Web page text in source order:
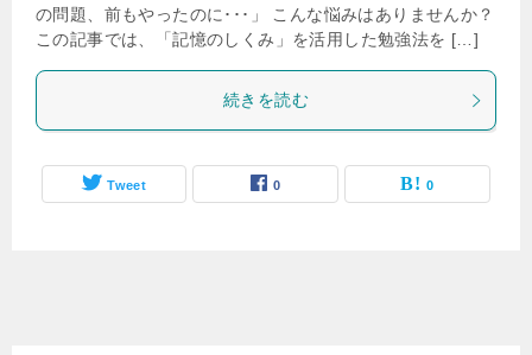
の問題、前もやったのに･･･」 こんな悩みはありませんか？
この記事では、「記憶のしくみ」を活用した勉強法を […]
続きを読む
Tweet 0 0